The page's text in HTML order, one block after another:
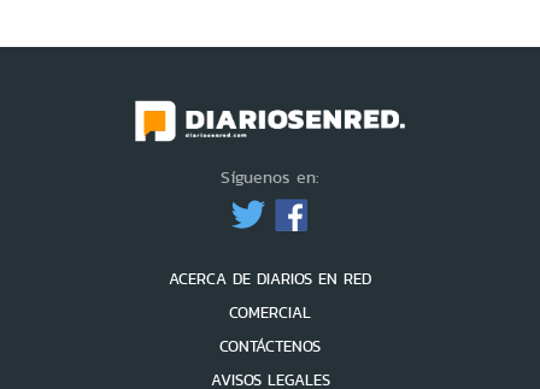
Síguenos en:
ACERCA DE DIARIOS EN RED
COMERCIAL
CONTÁCTENOS
AVISOS LEGALES